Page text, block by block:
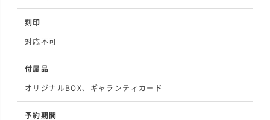
刻印
対応不可
付属品
オリジナルBOX、ギャランティカード
予約期間